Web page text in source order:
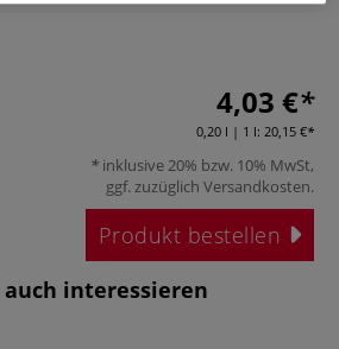
4,03 €
0,20 l | 1 l: 20,15 €
inklusive 20% bzw. 10% MwSt,
ggf. zuzüglich Versandkosten.
Produkt bestellen
auch interessieren